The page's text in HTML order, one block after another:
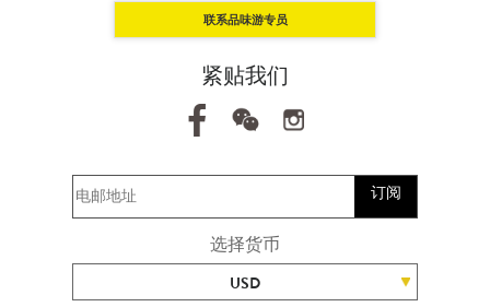
联系品味游专员
紧贴我们
订阅
选择货币
USD